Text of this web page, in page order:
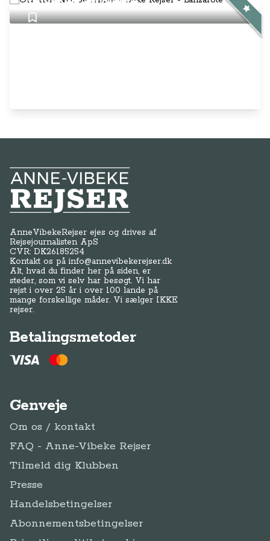
Anne-Vibeke Rejser
AnneVibekeRejser ejes og drives af
Rejsejournalisten ApS
CVR: DK26185254
Kontakt os påinfo@annevibekerejser.dk
Alt, hvad du finder her på siden, er
steder, som vi selv har besøgt. Vi har
rejst i over 25 år i over 100 lande på
mange forskellige måder. Vi sælger IKKE
rejser.
Betalingsmetoder
Genveje
Om os / kontakt
FAQ - Anne-Vibeke Rejser
Tilmeld dig Klubben
Presse
Handelsbetingelser
Abonnementsbetingelser